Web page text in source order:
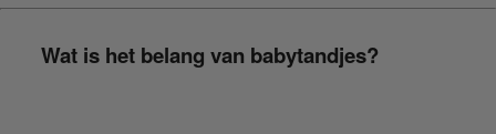
Wat is het belang van babytandjes?